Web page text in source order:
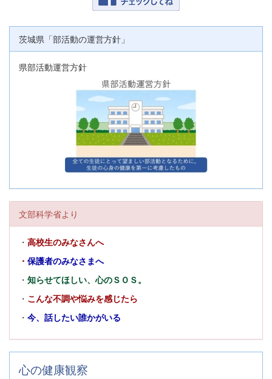
茨城県「部活動の運営方針」
県部活動運営方針
文部科学省より
・ 高校生のみなさんへ
・ 保護者のみなさまへ
・ 知らせてほしい、心のＳＯＳ。
・ こんな不調や悩みを感じたら
・ 今、話したい誰かがいる
心の健康観察